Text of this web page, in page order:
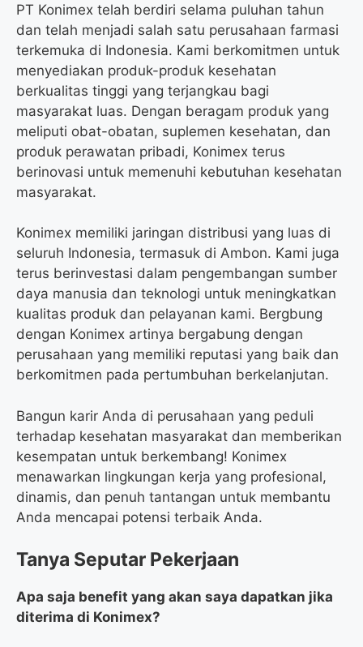
PT Konimex telah berdiri selama puluhan tahun
dan telah menjadi salah satu perusahaan farmasi
terkemuka di Indonesia. Kami berkomitmen untuk
menyediakan produk-produk kesehatan
berkualitas tinggi yang terjangkau bagi
masyarakat luas. Dengan beragam produk yang
meliputi obat-obatan, suplemen kesehatan, dan
produk perawatan pribadi, Konimex terus
berinovasi untuk memenuhi kebutuhan kesehatan
masyarakat.
Konimex memiliki jaringan distribusi yang luas di
seluruh Indonesia, termasuk di Ambon. Kami juga
terus berinvestasi dalam pengembangan sumber
daya manusia dan teknologi untuk meningkatkan
kualitas produk dan pelayanan kami. Bergbung
dengan Konimex artinya bergabung dengan
perusahaan yang memiliki reputasi yang baik dan
berkomitmen pada pertumbuhan berkelanjutan.
Bangun karir Anda di perusahaan yang peduli
terhadap kesehatan masyarakat dan memberikan
kesempatan untuk berkembang! Konimex
menawarkan lingkungan kerja yang profesional,
dinamis, dan penuh tantangan untuk membantu
Anda mencapai potensi terbaik Anda.
Tanya Seputar Pekerjaan
Apa saja benefit yang akan saya dapatkan jika
diterima di Konimex?